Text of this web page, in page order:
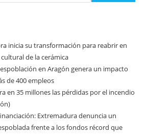
inicia su transformación para reabrir en
de la cerámica
en Aragón genera un impacto
de 400 empleos
en 35 millones las pérdidas por el incendio
Extremadura denuncia un
frente a los fondos récord que